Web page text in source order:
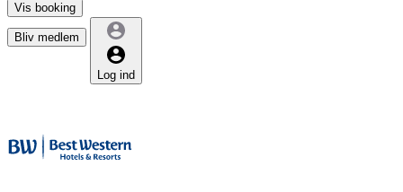
Vis booking
Bliv medlem
Log ind